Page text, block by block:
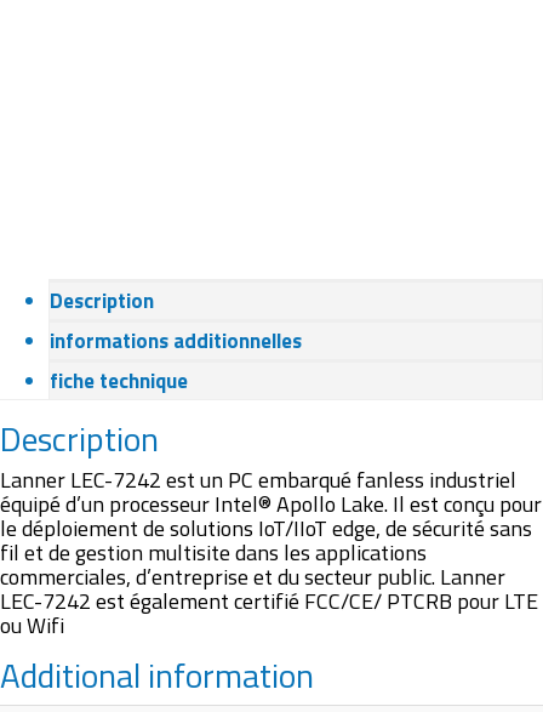
Description
informations additionnelles
fiche technique
Description
Lanner LEC-7242 est un PC embarqué fanless industriel
équipé d’un processeur Intel® Apollo Lake. Il est conçu pour
le déploiement de solutions IoT/IIoT edge, de sécurité sans
fil et de gestion multisite dans les applications
commerciales, d’entreprise et du secteur public. Lanner
LEC-7242 est également certifié FCC/CE/ PTCRB pour LTE
ou Wifi
Additional information